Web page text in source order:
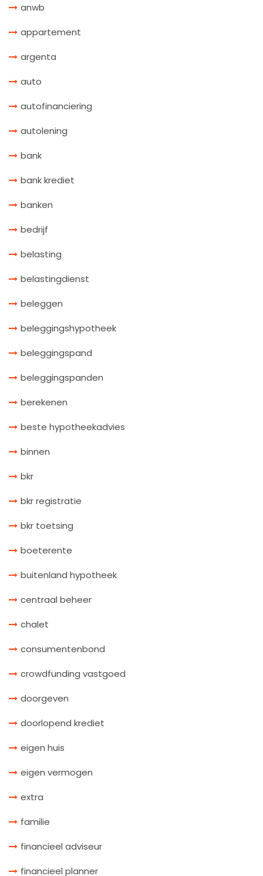
anwb
appartement
argenta
auto
autofinanciering
autolening
bank
bank krediet
banken
bedrijf
belasting
belastingdienst
beleggen
beleggingshypotheek
beleggingspand
beleggingspanden
berekenen
beste hypotheekadvies
binnen
bkr
bkr registratie
bkr toetsing
boeterente
buitenland hypotheek
centraal beheer
chalet
consumentenbond
crowdfunding vastgoed
doorgeven
doorlopend krediet
eigen huis
eigen vermogen
extra
familie
financieel adviseur
financieel planner